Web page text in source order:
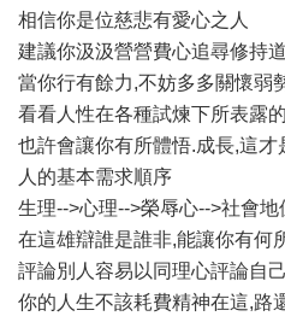
相信你是位慈悲有愛心之人
建議你汲汲營營費心追尋修持
當你行有餘力,不妨多多關懷弱
看看人性在各種試煉下所表露
也許會讓你有所體悟.成長,這才
人的基本需求順序
生理-->心理-->榮辱心-->社會地
在這雄辯誰是誰非,能讓你有何
評論別人容易以同理心評論自
你的人生不該耗費精神在這,路